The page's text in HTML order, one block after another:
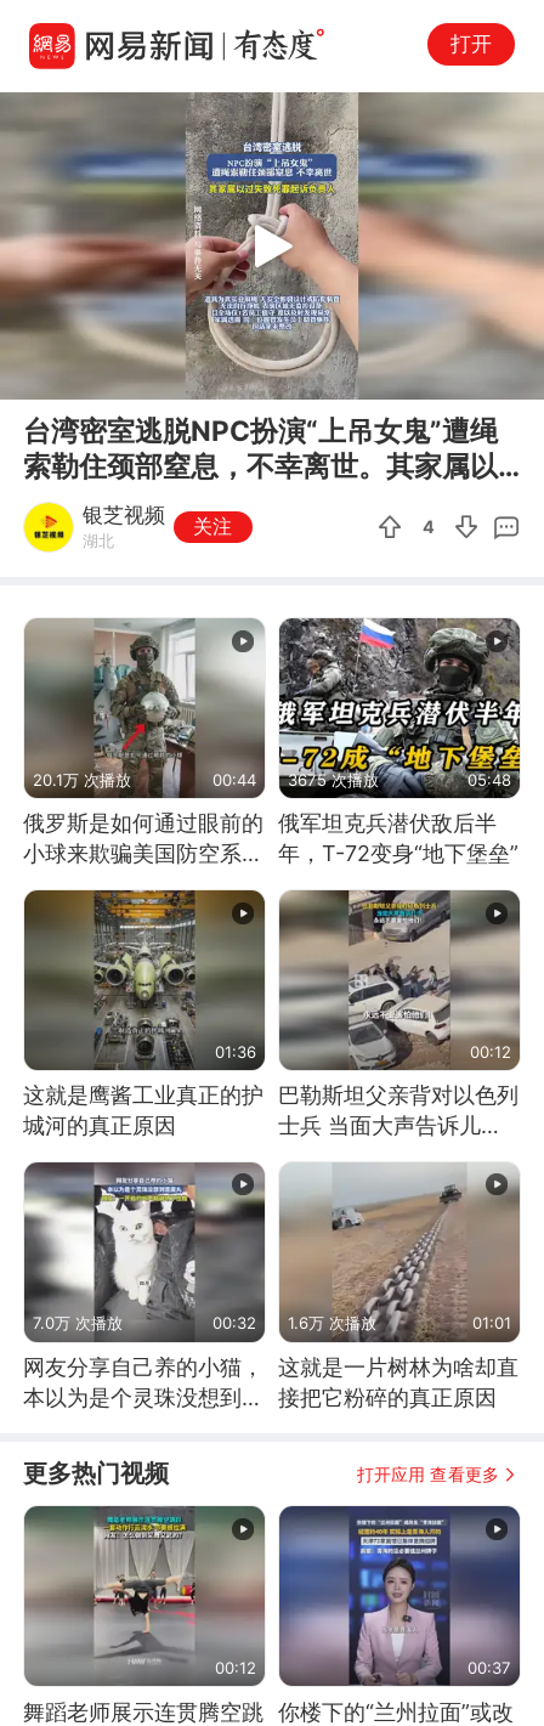
打开
Play
台湾密室逃脱NPC扮演“上吊女鬼”遭绳
索勒住颈部窒息，不幸离世。其家属以
过失致死罪起诉负责人。
银芝视频
湖北
关注 4
20.1万 次播放 00:44
俄罗斯是如何通过眼前的
小球来欺骗美国防空系统
的
3675 次播放 05:48
俄军坦克兵潜伏敌后半
年，T-72变身“地下堡垒”
01:36
这就是鹰酱工业真正的护
城河的真正原因
00:12
巴勒斯坦父亲背对以色列
士兵 当面大声告诉儿
7.0万 次播放 00:32
网友分享自己养的小猫，
本以为是个灵珠没想到是
1.6万 次播放 01:01
这就是一片树林为啥却直
接把它粉碎的真正原因
更多热门视频 打开应用 查看更多
00:12
舞蹈老师展示连贯腾空跳
00:37
你楼下的“兰州拉面”或改